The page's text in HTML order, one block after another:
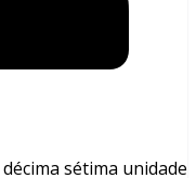
sétima unidade